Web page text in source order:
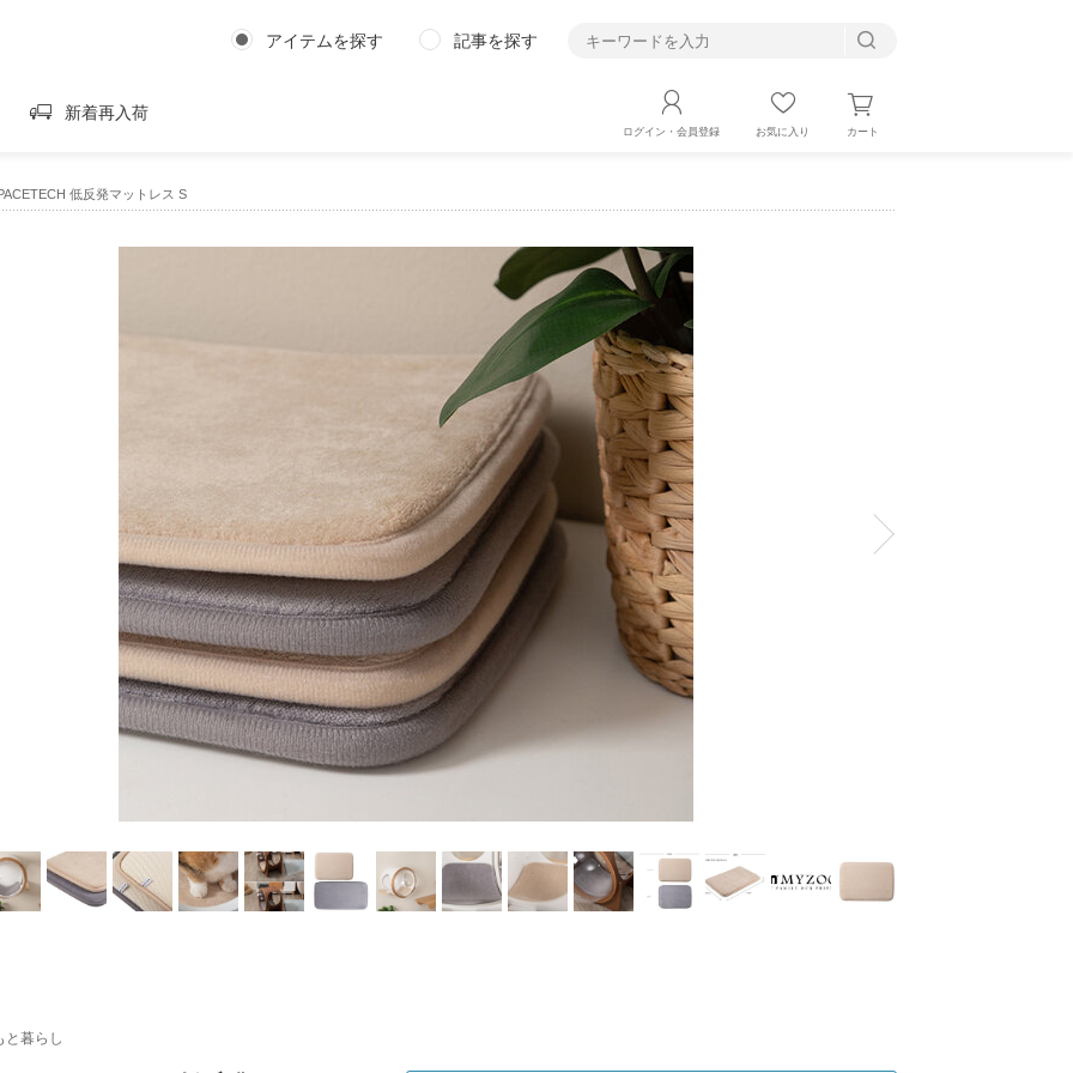
アイテムを探す 記事を探す
新着再入荷
ログイン・会員登録 お気に入り カート
低反発マットレス S
と暮らし